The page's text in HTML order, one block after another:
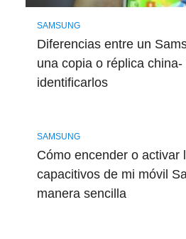
SAMSUNG
Diferencias entre un
una copia o réplica china-
identificarlos
SAMSUNG
Cómo encender o activar
capacitivos de mi móvil
manera sencilla